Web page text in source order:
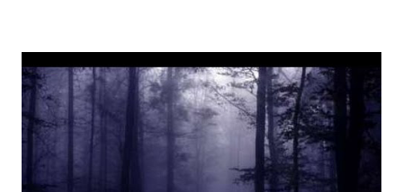
com rapidez e brilhantismo.